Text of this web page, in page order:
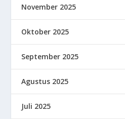
November 2025
Oktober 2025
September 2025
Agustus 2025
Juli 2025